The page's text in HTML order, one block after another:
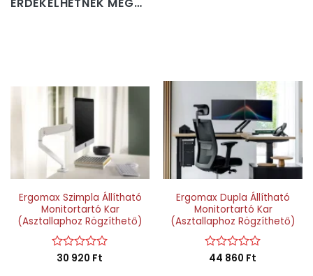
Ergomax Szimpla Állítható
Monitortartó Kar
(Asztallaphoz Rögzíthető)
Értékelés:
30 920 Ft
Ergomax Dupla Állítható
Monitortartó Kar
(Asztallaphoz Rögzíthető)
Értékelés:
44 860 Ft